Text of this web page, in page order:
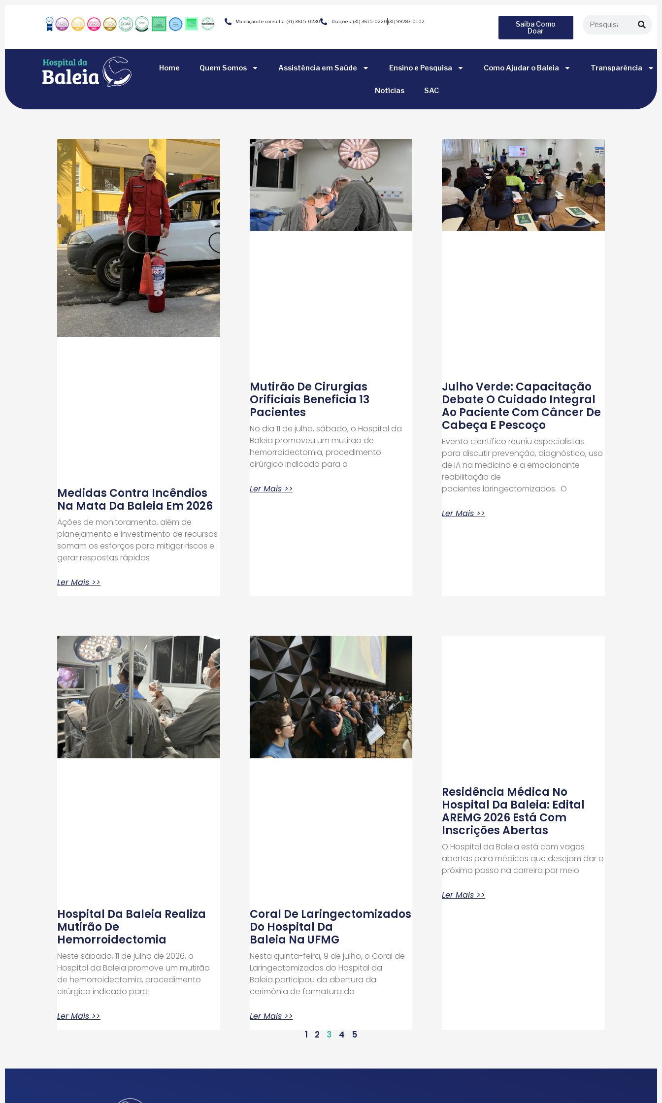
Marcação de consulta: (31) 3615-0230 Doações: (31) 3615-0220 (31) 99283-0102
Saiba Como
Doar
Home Quem Somos Assistência em Saúde Ensino e Pesquisa Como Ajudar o Baleia Transparência
Notícias SAC
Medidas Contra Incêndios
Na Mata Da Baleia Em 2026
Ações de monitoramento, além de
planejamento e investimento de recursos
somam os esforços para mitigar riscos e
gerar respostas rápidas
Ler Mais >>
Mutirão De Cirurgias
Orificiais Beneficia 13
Pacientes
No dia 11 de julho, sábado, o Hospital da
Baleia promoveu um mutirão de
hemorroidectomia, procedimento
cirúrgico indicado para o
Ler Mais >>
Julho Verde: Capacitação
Debate O Cuidado Integral
Ao Paciente Com Câncer De
Cabeça E Pescoço
Evento científico reuniu especialistas
para discutir prevenção, diagnóstico, uso
de IA na medicina e a emocionante
reabilitação de
pacientes laringectomizados. O
Ler Mais >>
Hospital Da Baleia Realiza
Mutirão De
Hemorroidectomia
Neste sábado, 11 de julho de 2026, o
Hospital da Baleia promove um mutirão
de hemorroidectomia, procedimento
cirúrgico indicado para
Ler Mais >>
Coral De Laringectomizados
Do Hospital Da
Baleia Na UFMG
Nesta quinta-feira, 9 de julho, o Coral de
Laringectomizados do Hospital da
Baleia participou da abertura da
cerimônia de formatura do
Ler Mais >>
Residência Médica No
Hospital Da Baleia: Edital
AREMG 2026 Está Com
Inscrições Abertas
O Hospital da Baleia está com vagas
abertas para médicos que desejam dar o
próximo passo na carreira por meio
Ler Mais >>
1 2 3 4 5